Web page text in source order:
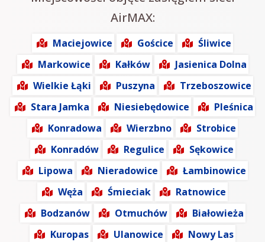
AirMAX:
Maciejowice Gościce
Śliwice
Markowice
Kałków
Jasienica Dolna
Wielkie Łąki
Puszyna
Trzeboszowice
Stara Jamka
Niesiebędowice
Pleśnica
Konradowa
Wierzbno
Strobice
Konradów
Regulice
Sękowice
Lipowa
Nieradowice
Łambinowice
Węża
Śmieciak
Ratnowice
Bodzanów
Otmuchów
Białowieża
Kuropas
Ulanowice
Nowy Las